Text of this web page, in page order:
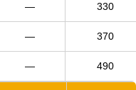
— 330
— 370
— 490